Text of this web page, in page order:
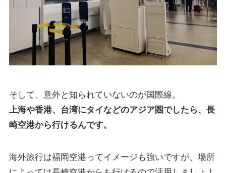
そして、意外と知られていないのが国際線。
上海や香港、台湾にタイなどのアジア圏でしたら、長
崎空港から行けるんです。
海外旅行は福岡空港ってイメージも強いですが、場所